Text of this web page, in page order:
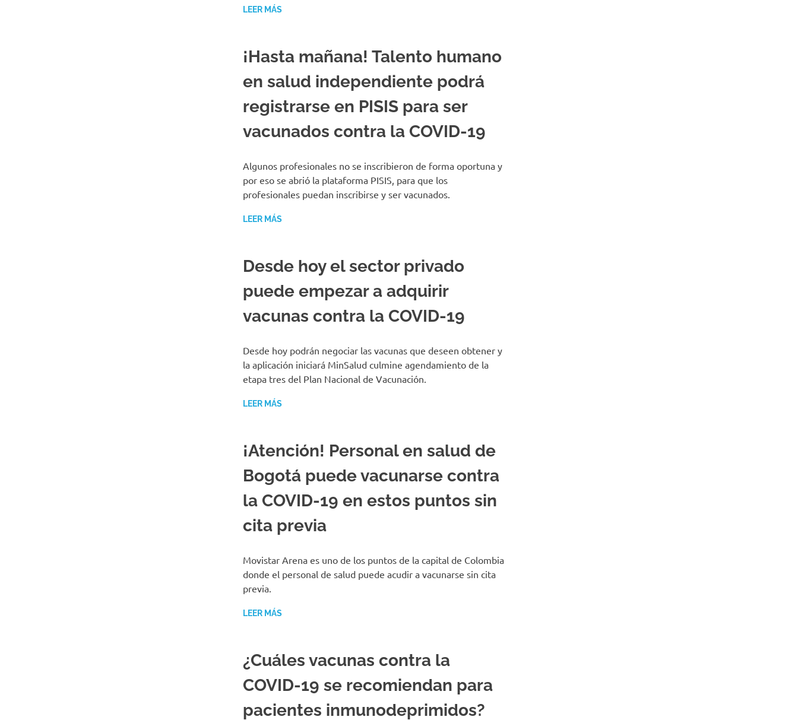
LEER MÁS
¡Hasta mañana! Talento humano
en salud independiente podrá
registrarse en PISIS para ser
vacunados contra la COVID-19
Algunos profesionales no se inscribieron de forma oportuna y
por eso se abrió la plataforma PISIS, para que los
profesionales puedan inscribirse y ser vacunados.
LEER MÁS
Desde hoy el sector privado
puede empezar a adquirir
vacunas contra la COVID-19
Desde hoy podrán negociar las vacunas que deseen obtener y
la aplicación iniciará MinSalud culmine agendamiento de la
etapa tres del Plan Nacional de Vacunación.
LEER MÁS
¡Atención! Personal en salud de
Bogotá puede vacunarse contra
la COVID-19 en estos puntos sin
cita previa
Movistar Arena es uno de los puntos de la capital de Colombia
donde el personal de salud puede acudir a vacunarse sin cita
previa.
LEER MÁS
¿Cuáles vacunas contra la
COVID-19 se recomiendan para
pacientes inmunodeprimidos?